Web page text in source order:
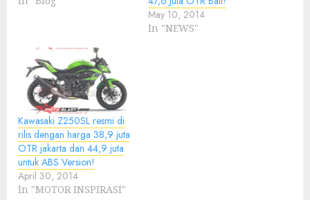
May 10, 2014
In "NEWS"
Kawasaki Z250SL resmi di
rilis dengan harga 38,9 juta
OTR jakarta dan 44,9 juta
untuk ABS Version!
April 30, 2014
In "MOTOR INSPIRASI"